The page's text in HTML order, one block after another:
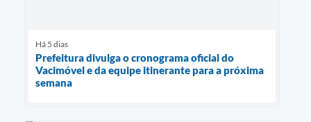
Há 5 dias
Prefeitura divulga o cronograma oficial do
Vacimóvel e da equipe itinerante para a próxima
semana